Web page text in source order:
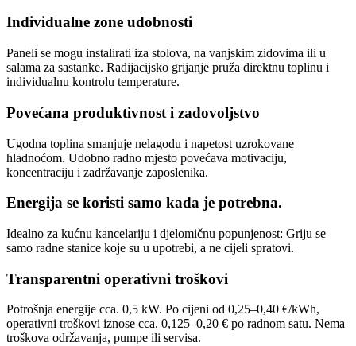
Individualne zone udobnosti
Paneli se mogu instalirati iza stolova, na vanjskim zidovima ili u
salama za sastanke. Radijacijsko grijanje pruža direktnu toplinu i
individualnu kontrolu temperature.
Povećana produktivnost i zadovoljstvo
Ugodna toplina smanjuje nelagodu i napetost uzrokovane
hladnoćom. Udobno radno mjesto povećava motivaciju,
koncentraciju i zadržavanje zaposlenika.
Energija se koristi samo kada je potrebna.
Idealno za kućnu kancelariju i djelomičnu popunjenost: Griju se
samo radne stanice koje su u upotrebi, a ne cijeli spratovi.
Transparentni operativni troškovi
Potrošnja energije cca. 0,5 kW. Po cijeni od 0,25–0,40 €/kWh,
operativni troškovi iznose cca. 0,125–0,20 € po radnom satu. Nema
troškova održavanja, pumpe ili servisa.